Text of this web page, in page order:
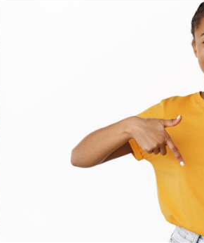
du conseil
le lundi
Le non reversement
fonctionnement (Dgf)
de Douala figure
Échos des collectivités